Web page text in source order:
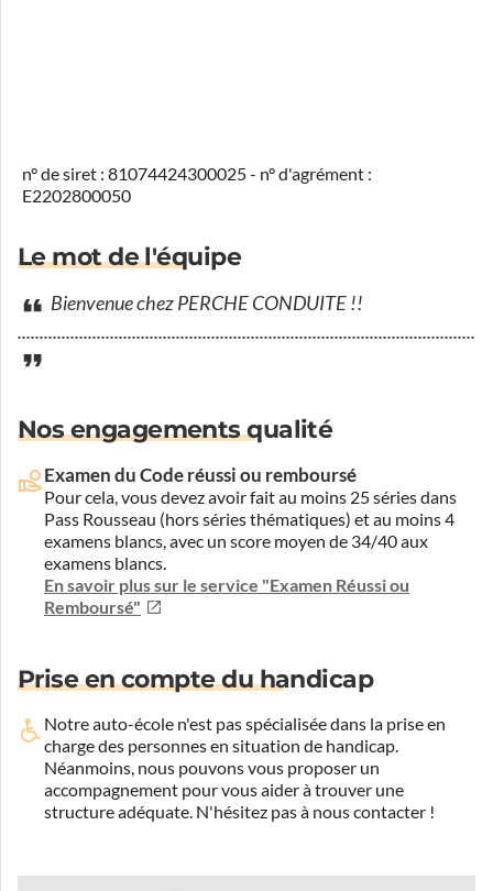
n° de siret : 81074424300025 - n° d'agrément :
E2202800050
Le mot de l'équipe
Bienvenue chez PERCHE CONDUITE !!
Nos engagements qualité
Examen du Code réussi ou remboursé
Pour cela, vous devez avoir fait au moins 25 séries dans
Pass Rousseau (hors séries thématiques) et au moins 4
examens blancs, avec un score moyen de 34/40 aux
examens blancs.
En savoir plus sur le service "Examen Réussi ou
Remboursé"
Prise en compte du handicap
Notre auto-école n'est pas spécialisée dans la prise en
charge des personnes en situation de handicap.
Néanmoins, nous pouvons vous proposer un
accompagnement pour vous aider à trouver une
structure adéquate. N'hésitez pas à nous contacter !